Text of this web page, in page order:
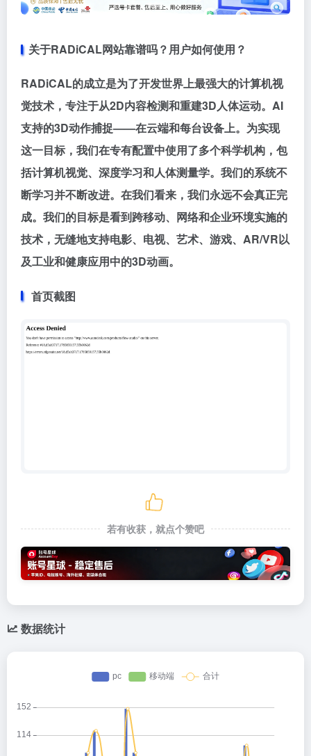
关于RADiCAL网站靠谱吗？用户如何使用？
RADiCAL的成立是为了开发世界上最强大的计算机视
觉技术，专注于从2D内容检测和重建3D人体运动。AI
支持的3D动作捕捉——在云端和每台设备上。为实现
这一目标，我们在专有配置中使用了多个科学机构，包
括计算机视觉、深度学习和人体测量学。我们的系统不
断学习并不断改进。在我们看来，我们永远不会真正完
成。我们的目标是看到跨移动、网络和企业环境实施的
技术，无缝地支持电影、电视、艺术、游戏、AR/VR以
及工业和健康应用中的3D动画。
首页截图
若有收获，就点个赞吧
数据统计